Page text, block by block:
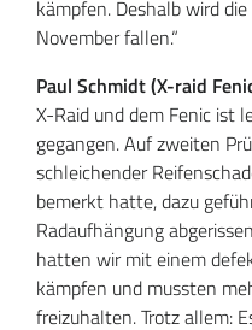
kämpfen. Deshalb wird
November fallen.“
Paul Schmidt (X-raid
X-Raid und dem Fenic ist
gegangen. Auf zweiten
schleichender
bemerkt hatte, dazu
Radaufhängung
hatten wir mit einem
kämpfen und mussten
freizuhalten. Trotz allem: